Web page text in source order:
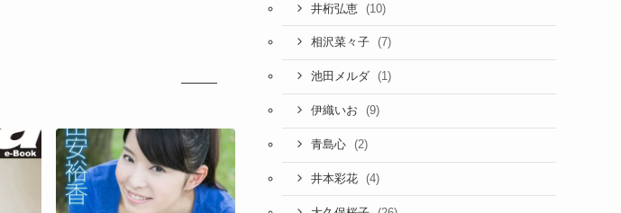
井桁弘恵 (10)
相沢菜々子 (7)
池田メルダ (1)
伊織いお (9)
青島心 (2)
井本彩花 (4)